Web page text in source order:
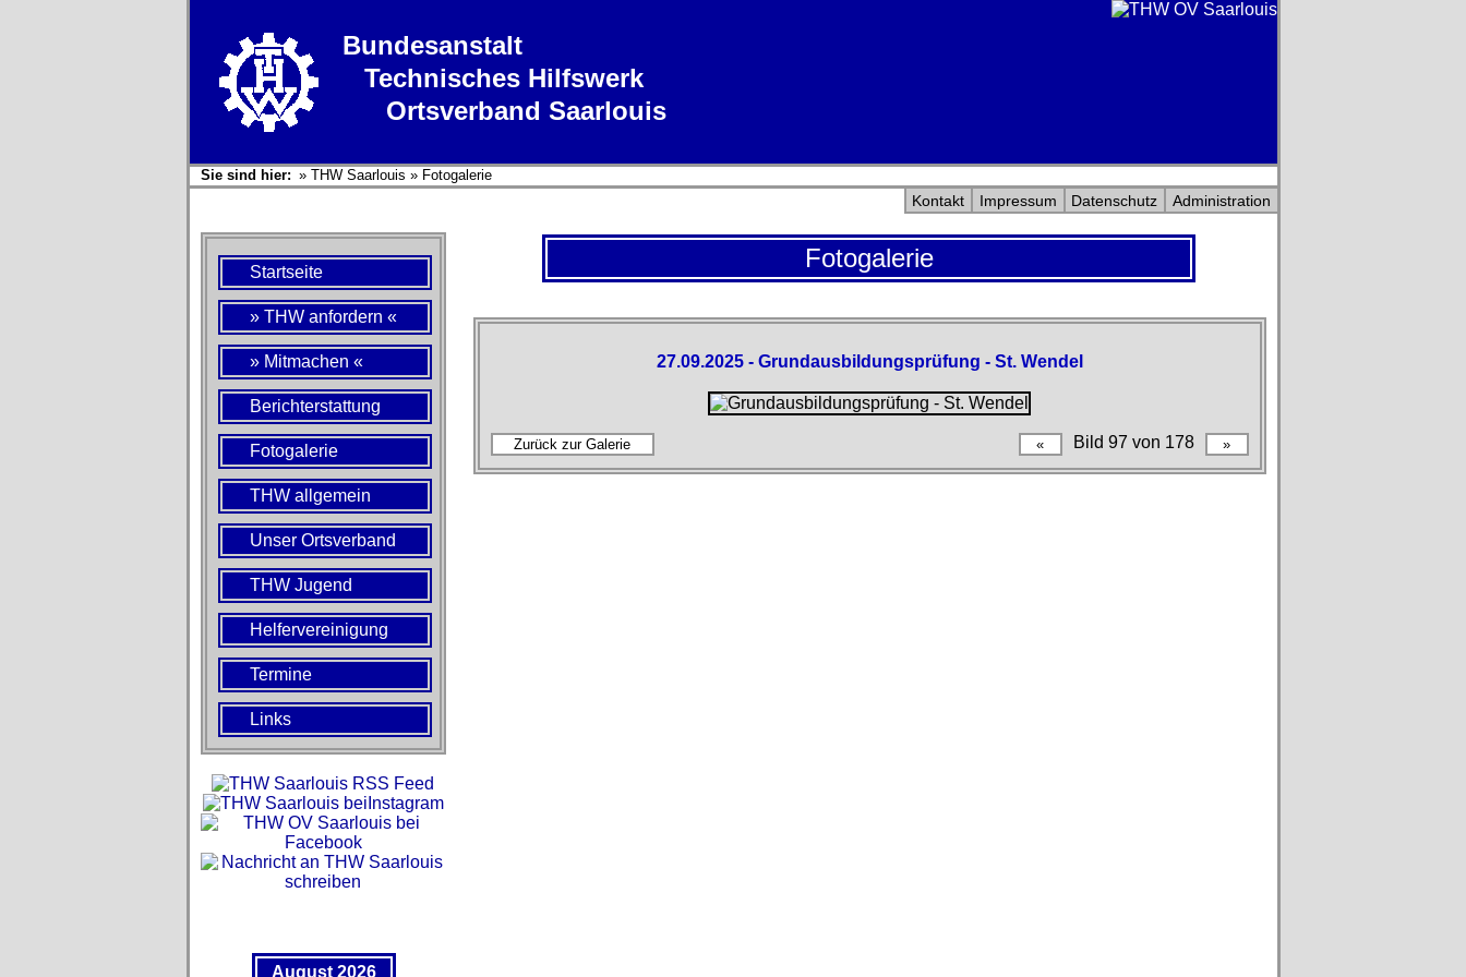
Bundesanstalt
Technisches Hilfswerk
Ortsverband Saarlouis
Sie sind hier: » THW Saarlouis » Fotogalerie
Kontakt Impressum Datenschutz Administration
Startseite
» THW anfordern «
» Mitmachen «
Berichterstattung
Fotogalerie
THW allgemein
Unser Ortsverband
THW Jugend
Helfervereinigung
Termine
Links
August 2026
Fotogalerie
27.09.2025 - Grundausbildungsprüfung - St. Wendel
Bild 97 von 178